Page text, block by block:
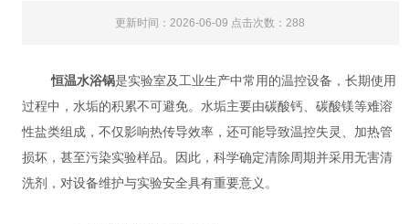
更新时间：2026-06-09 点击次数：288
恒温水浴锅是实验室及工业生产中常用的温控设备，长期使用
过程中，水垢的积累不可避免。水垢主要由碳酸钙、碳酸镁等难溶
性盐类组成，不仅影响热传导效率，还可能导致温控失灵、加热管
损坏，甚至污染实验样品。因此，科学确定清除周期并采用无害清
洗剂，对设备维护与实验安全具有重要意义。